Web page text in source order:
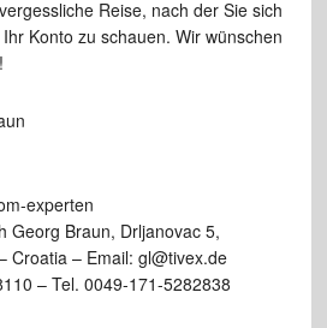
Reise, nach der Sie sich
Konto zu schauen. Wir wünschen
experten
Georg Braun, Drljanovac 5,
Croatia – Email: gl@tivex.de
– Tel. 0049-171-5282838